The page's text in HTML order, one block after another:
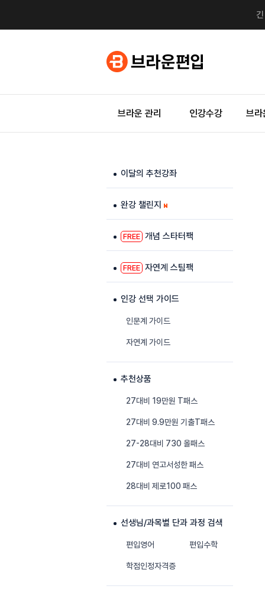
브라운 관리 인강수강 브라
이달의 추천강좌
완강 챌린지
FREE 개념 스타터팩
FREE 자연계 스팀팩
인강 선택 가이드
인문계 가이드
자연계 가이드
추천상품
27대비 19만원 T패스
27대비 9.9만원 기출T패스
27-28대비 730 올패스
27대비 연고서성한 패스
28대비 제로100 패스
선생님/과목별 단과 과정 검색
편입영어 편입수학
학점인정자격증